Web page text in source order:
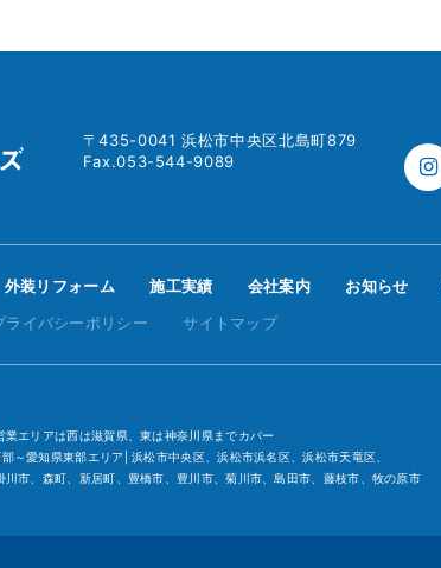
〒435-0041 浜松市中央区北島町879
Fax.053-544-9089
外装リフォーム 施工実績 会社案内 お知らせ
ライバシーポリシー
サイトマップ
業エリアは西は滋賀県、東は神奈川県までカバー
～愛知県東部エリア| 浜松市中央区、浜松市浜名区、浜松市天竜区、
川市、森町、新居町、豊橋市、豊川市、菊川市、島田市、藤枝市、牧の原市